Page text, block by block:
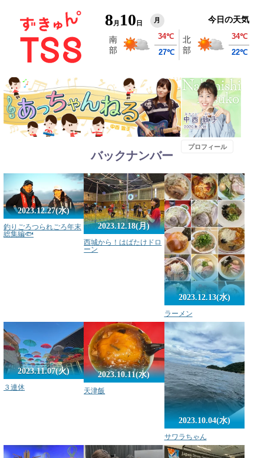
8 月 10 日 月 今日の天気
プロフィール
バックナンバー
2023.12.27(水)
釣りごろつられごろ年末
総集編🐟
2023.12.18(月)
西城から！はばたけドロ
ーン
2023.12.13(水)
ラーメン
2023.11.07(火)
３連休
2023.10.11(水)
天津飯
2023.10.04(水)
サワラちゃん